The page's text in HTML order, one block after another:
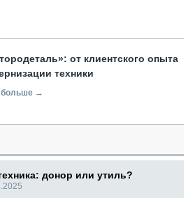
от клиентского опыта
техники
больше →
донор или утиль?